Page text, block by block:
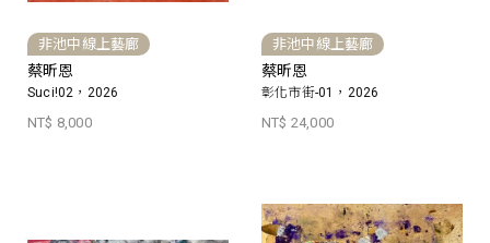
非池中線上藝廊
蔡昕恩
Suci!02，2026
NT$ 8,000
非池中線上藝廊
蔡昕恩
彰化市街-01，2026
NT$ 24,000